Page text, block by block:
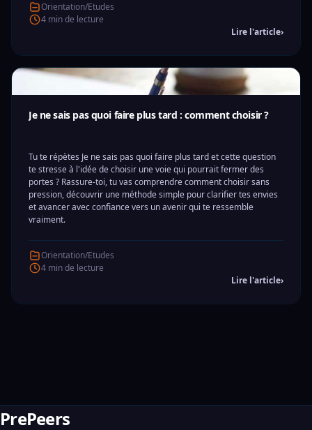
Orientation/Etudes
4 min de lecture
Lire l'article›
Je ne sais pas quoi faire plus tard : comment choisir ?
Tu te répètes Je ne sais pas quoi faire plus tard et cette question
te stresse à l'idée de choisir une voie qui pourrait fermer des
portes ? Rassure-toi, tu vas comprendre comment choisir sans
pression, découvrir une méthode simple pour clarifier tes envies
et avancer avec confiance vers un avenir qui te ressemble
vraiment.
Orientation/Etudes
4 min de lecture
Lire l'article›
PrePeers